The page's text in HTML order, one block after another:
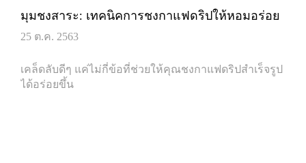
มุมชงสาระ: เทคนิคการชงกาแฟดริปให้หอมอร่อย
25 ต.ค. 2563
เคล็ดลับดีๆ แค่ไม่กี่ข้อที่ช่วยให้คุณชงกาแฟดริปสำเร็จรูป
ได้อร่อยขึ้น